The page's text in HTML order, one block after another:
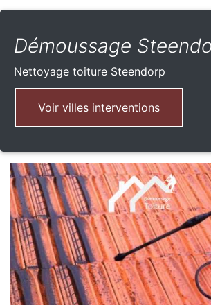
Démoussage
Nettoyage toiture Steendorp
Voir villes interventions